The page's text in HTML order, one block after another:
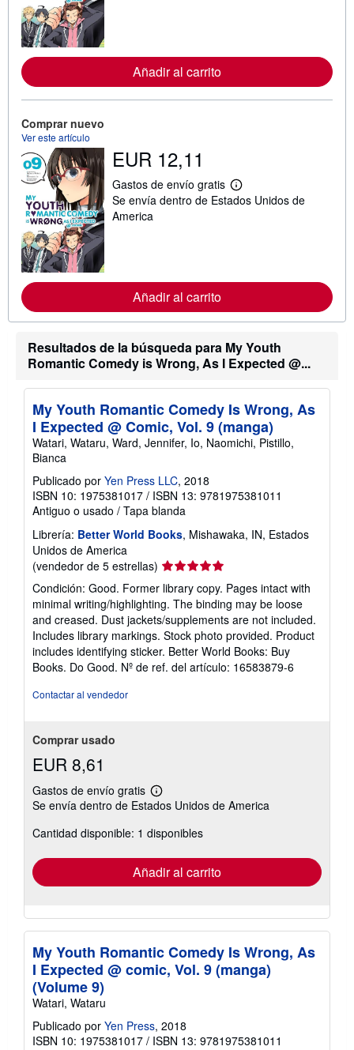
m
e
l
a
a
e
n
v
í
Añadir al carrito
Comprar nuevo
Ver este artículo
EUR 12,11
Gastos de envío gratis
M
á
m
i
n
s
o
r
l
a
s
t
f
d
í
o
Se envía dentro de Estados Unidos de
America
Añadir al carrito
Resultados de la búsqueda para My Youth
Romantic Comedy is Wrong, As I Expected @...
My Youth Romantic Comedy Is Wrong, As
I Expected @ Comic, Vol. 9 (manga)
Watari, Wataru, Ward, Jennifer, Io, Naomichi, Pistillo,
Bianca
Publicado por Yen Press LLC, 2018
ISBN 10: 1975381017 / ISBN 13: 9781975381011
Antiguo o usado / Tapa blanda
Librería: Better World Books, Mishawaka, IN, Estados
Unidos de America
(vendedor de 5 estrellas) Calificación
del
vendedor:
5
de
5
estrellas
Condición: Good. Former library copy. Pages intact with
minimal writing/highlighting. The binding may be loose
and creased. Dust jackets/supplements are not included.
Includes library markings. Stock photo provided. Product
includes identifying sticker. Better World Books: Buy
Books. Do Good. Nº de ref. del artículo: 16583879-6
Contactar al vendedor
Comprar usado
EUR 8,61
Gastos de envío gratis
Más
información
las
tarifas
envío
Se envía dentro de Estados Unidos de America
Cantidad disponible: 1 disponibles
Añadir al carrito
My Youth Romantic Comedy Is Wrong, As
I Expected @ comic, Vol. 9 (manga)
(Volume 9)
Watari, Wataru
Publicado por Yen Press, 2018
ISBN 10: 1975381017 / ISBN 13: 9781975381011